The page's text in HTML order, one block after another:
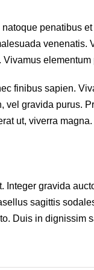
penatibus
venenatis.
elementum
finibus sapien.
vel gravida purus.
ut, viverra magna.
Integer gravida
sagittis
Duis in dignissim